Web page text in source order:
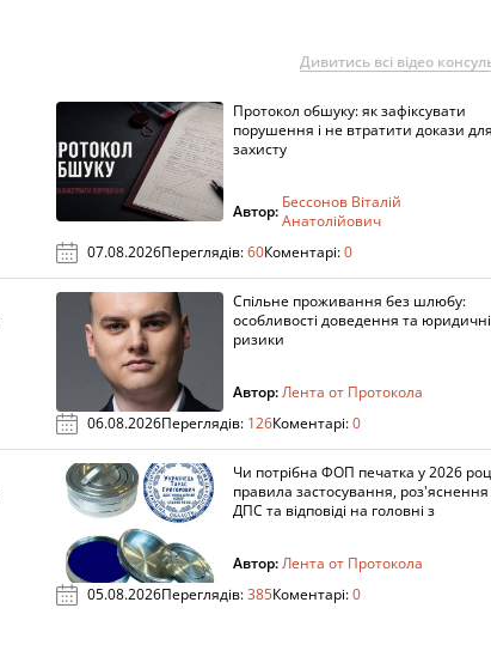
Дивитись всі відео
Протокол обшуку: як зафіксувати
порушення і не втратити докази для
захисту
Автор: Бессонов Віталій
Анатолійович
07.08.2026Переглядів:60Коментарі:0
Спільне проживання без шлюбу:
особливості доведення та юридичні
ризики
Автор:Лента от Протокола
06.08.2026Переглядів: 126Коментарі:0
Чи потрібна ФОП печатка у 2026
правила застосування, роз'яснення
ДПС та відповіді на головні з
Автор:Лента от Протокола
05.08.2026Переглядів:385Коментарі:0